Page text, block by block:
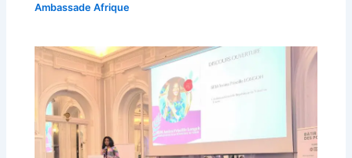
Ambassade Afrique